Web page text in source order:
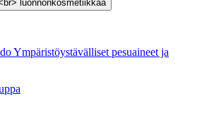
Ympäristöystävälliset pesuaineet ja